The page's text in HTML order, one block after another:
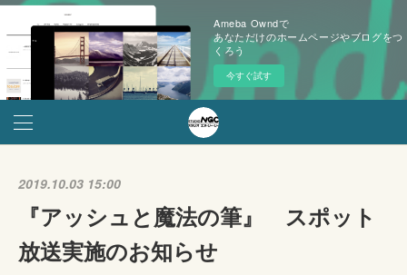
Ameba Owndで
あなただけのホームページやブログをつ
くろう
今すぐ試す
2019.10.03 15:00
『アッシュと魔法の筆』 スポット
放送実施のお知らせ